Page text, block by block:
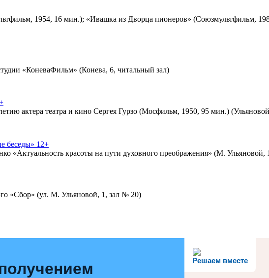
1954, 16 мин.); «Ивашка из Дворца пионеров» (Союзмультфильм,
«КоневаФильм» (Конева, 6, читальный зал)
актера театра и кино Сергея Гурзо (Мосфильм, 1950, 95 мин.)
беседы» 12+
«Актуальность красоты на пути духовного преображения» (М. Ульяновой,
«Сбор» (ул. М. Ульяновой, 1, зал № 20)
Решаем вместе